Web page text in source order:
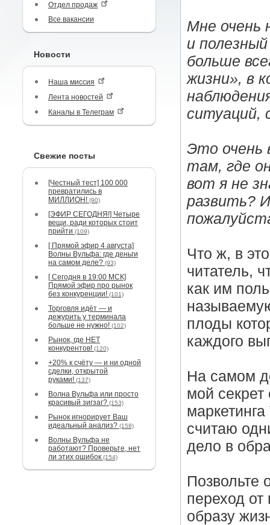
Отдел продаж
Все вакансии
Новости
Наша миссия
Лента новостей
Каналы в Телеграм
Свежие посты
[Честный тест] 100 000
превратились в
МИЛЛИОН! (90)
[ЭФИР СЕГОДНЯ!] Четыре
вещи, ради которых стоит
прийти (109)
[ Прямой эфир 4 августа]
Волны Вульфа: где деньги
на самом деле? (93)
[ Сегодня в 19:00 МСК]
Прямой эфир про рынок
без конкуренции! (101)
Торговля идёт — и
дежурить у терминала
больше не нужно! (102)
Рынок, где НЕТ
конкурентов! (120)
+20% к счёту — и ни одной
сделки, открытой
руками! (137)
Волна Вульфа или просто
красивый зигзаг? (153)
Рынок игнорирует Ваш
идеальный анализ? (158)
Волны Вульфа не
работают? Проверьте, нет
ли этих ошибок (154)
Мне очень
и
больше
жизни», в
ситуаций,
Это очень
там, где
вот я не
развить?
Что ж, в
читатель,
как им
плоды
каждого
На самом
мой секрет
считаю
дело в
Позвольте
переход от
образу